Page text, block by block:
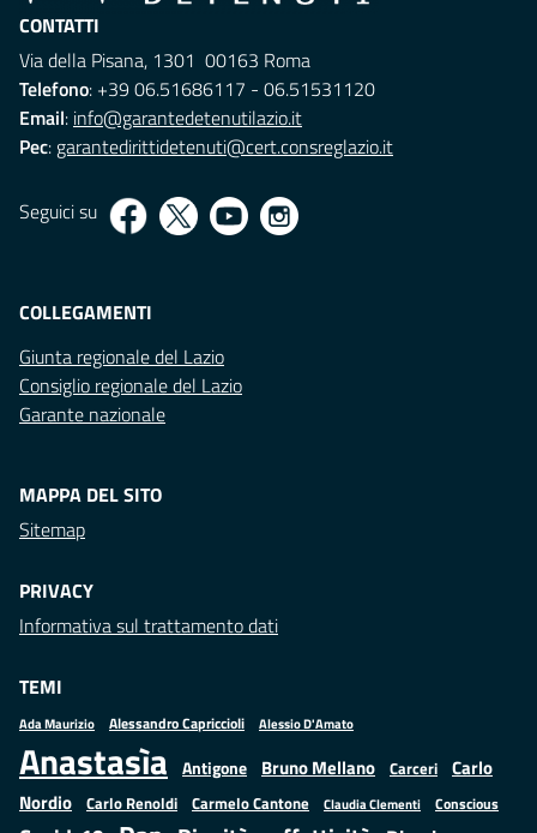
CONTATTI
Via della Pisana, 1301 00163 Roma
Telefono: +39 06.51686117 - 06.51531120
Email: info@garantedetenutilazio.it
Pec: garantedirittidetenuti@cert.consreglazio.it
Seguici su
COLLEGAMENTI
Giunta regionale del Lazio
Consiglio regionale del Lazio
Garante nazionale
MAPPA DEL SITO
Sitemap
PRIVACY
Informativa sul trattamento dati
TEMI
Ada Maurizio Alessandro Capriccioli Alessio D'Amato
Anastasìa Antigone Bruno Mellano Carceri
Carlo
Nordio Carlo Renoldi Carmelo Cantone Claudia Clementi Conscious